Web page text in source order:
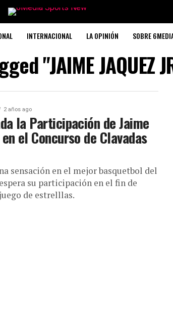
INTERNACIONAL LA OPINIÓN SOBRE
"JAIME JAQUEZ
2 años ago
la Participación de Jaime
el Concurso de Clavadas
sensación en el mejor basquetbol del
su participación en el fin de
de estrelllas.